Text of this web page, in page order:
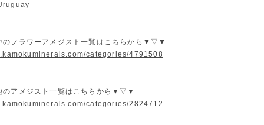
フラワーアメジスト一覧はこちらから▼▽▼
categories/4791508
アメジスト一覧はこちらから▼▽▼
categories/2824712